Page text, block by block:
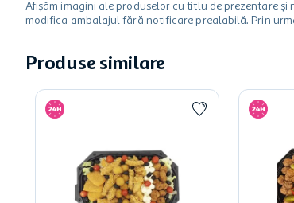
Afișăm imagini ale produselor cu titlu de prezentare
modifica ambalajul fără notificare prealabilă. Prin
Produse similare